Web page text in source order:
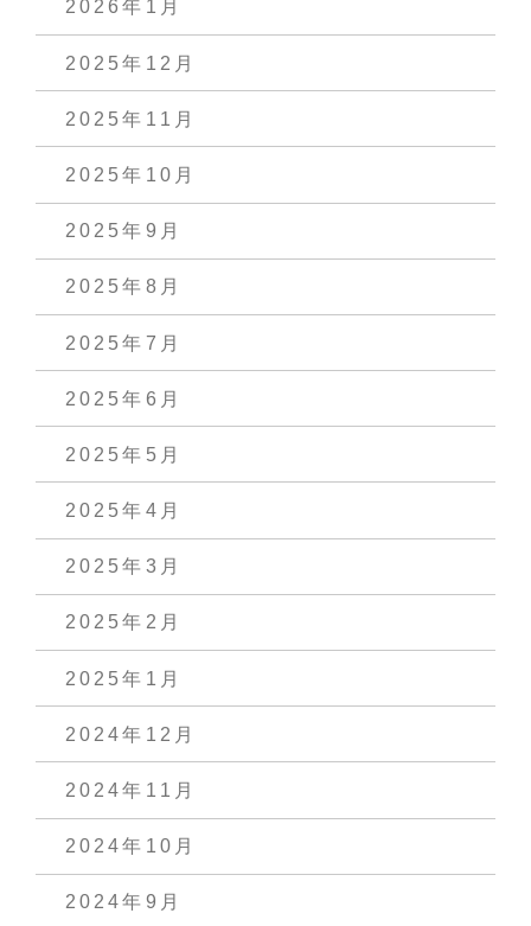
2026年1月
2025年12月
2025年11月
2025年10月
2025年9月
2025年8月
2025年7月
2025年6月
2025年5月
2025年4月
2025年3月
2025年2月
2025年1月
2024年12月
2024年11月
2024年10月
2024年9月